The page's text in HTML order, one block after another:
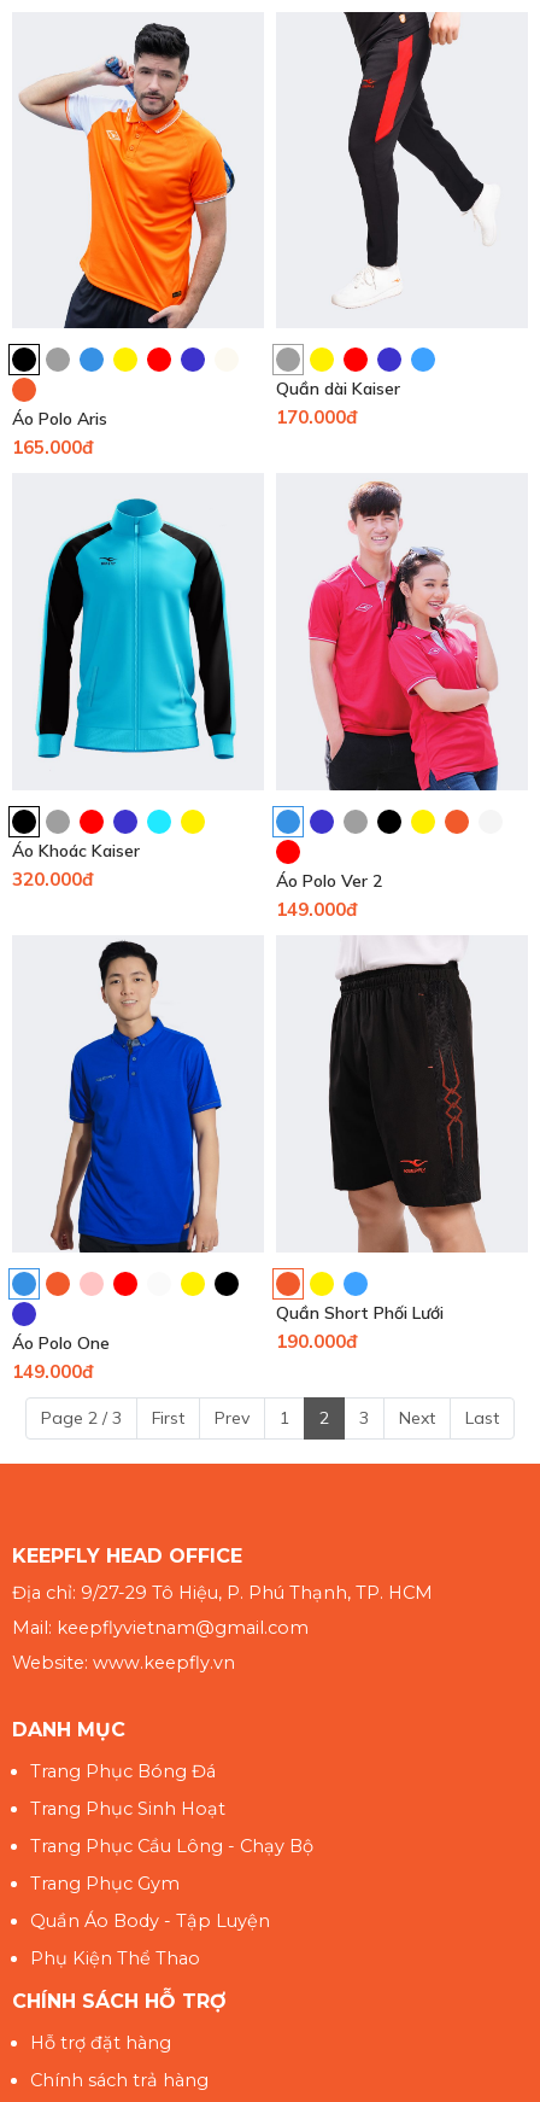
Áo Polo Aris
165.000đ
Quần dài Kaiser
170.000đ
Áo Khoác Kaiser
320.000đ Áo Polo Ver 2
149.000đ
Áo Polo One
149.000đ
Quần Short Phối Lưới
190.000đ
Page 2 / 3 First Prev 1 2 3 Next Last
KEEPFLY HEAD OFFICE
Địa chỉ: 9/27-29 Tô Hiệu, P. Phú Thạnh, TP. HCM
Mail: keepflyvietnam@gmail.com
Website: www.keepfly.vn
DANH MỤC
Trang Phục Bóng Đá
Trang Phục Sinh Hoạt
Trang Phục Cầu Lông - Chạy Bộ
Trang Phục Gym
Quần Áo Body - Tập Luyện
Phụ Kiện Thể Thao
CHÍNH SÁCH HỖ TRỢ
Hỗ trợ đặt hàng
Chính sách trả hàng